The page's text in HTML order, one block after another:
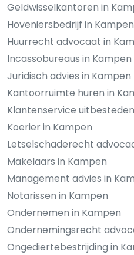
Geldwisselkantoren in
Hoveniersbedrijf in Kampen
Huurrecht advocaat in
Incassobureaus in Kampen
Juridisch advies in Kampen
Kantoorruimte huren in
Klantenservice
Koerier in Kampen
Letselschaderecht
Makelaars in Kampen
Management advies in
Notarissen in Kampen
Ondernemen in Kampen
Ondernemingsrecht
Ongediertebestrijding in